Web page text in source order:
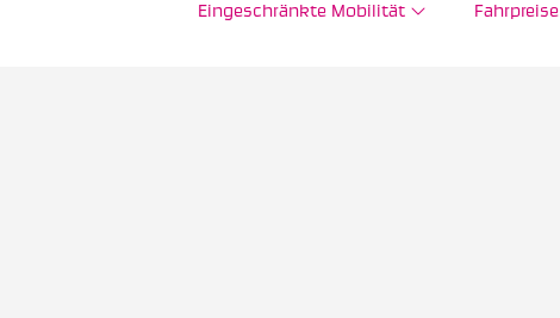
Eingeschränkte Mobilität Fahrpreise